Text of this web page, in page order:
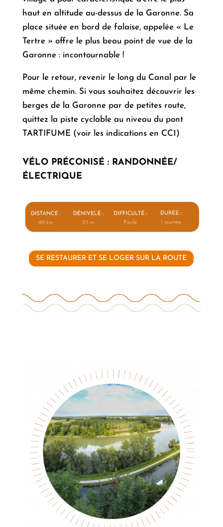
haut en altitude au-dessus de la Garonne. Sa
place située en bord de falaise, appelée « Le
Tertre » offre le plus beau point de vue de la
Garonne : incontournable !
Pour le retour, revenir le long du Canal par le
même chemin. Si vous souhaitez découvrir les
berges de la Garonne par de petites route,
quittez la piste cyclable au niveau du pont
TARTIFUME (voir les indications en CC1)
VÉLO PRÉCONISÉ : RANDONNÉE/
ÉLECTRIQUE
SE RESTAURER ET SE LOGER SUR LA ROUTE